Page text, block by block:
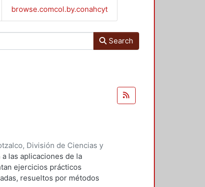
browse.comcol.by.conahcyt
Search
División de Ciencias y
de Realización ,1997
las aplicaciones de la
ejercicios prácticos
resueltos por métodos